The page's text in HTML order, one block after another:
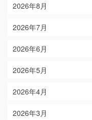
2026年8月
2026年7月
2026年6月
2026年5月
2026年4月
2026年3月